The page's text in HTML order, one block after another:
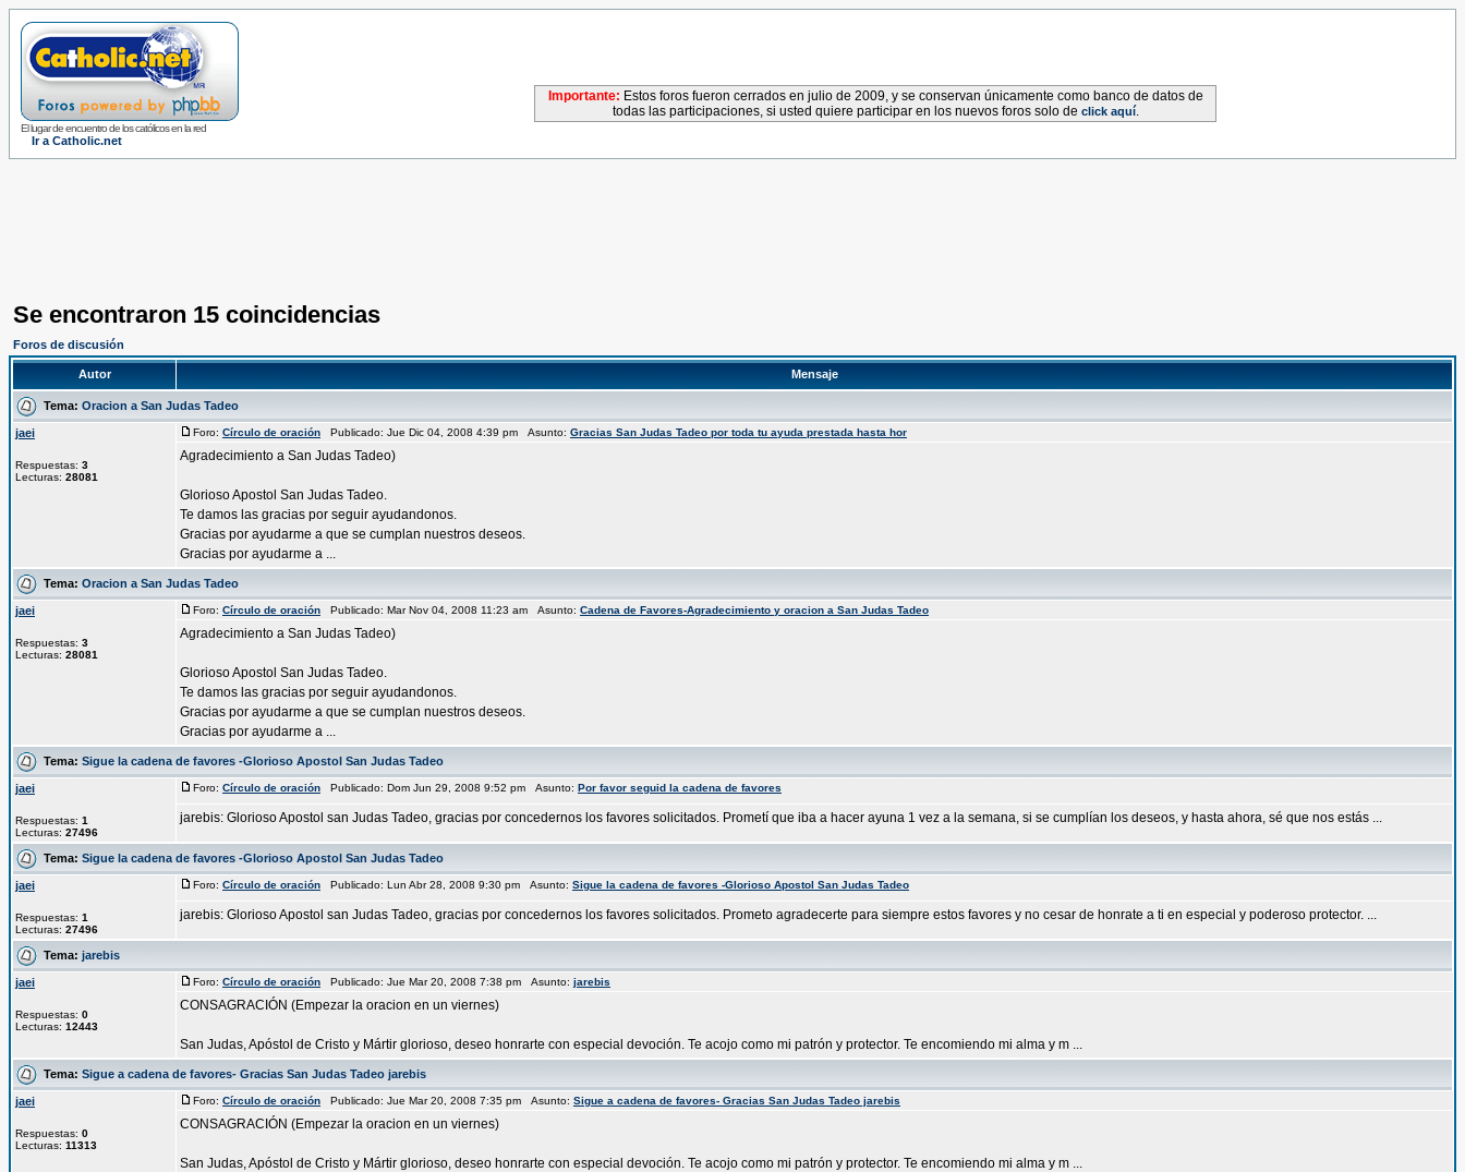
El lugar de encuentro de los católicos en la red
Ir a Catholic.net
Importante: Estos foros fueron cerrados en julio de 2009, y se conservan únicamente como banco de datos de
todas las participaciones, si usted quiere participar en los nuevos foros solo de click aquí.
Se encontraron 15 coincidencias
Foros de discusión
Autor Mensaje
Tema: Oracion a San Judas Tadeo
jaei
Respuestas: 3
Lecturas: 28081
Foro: Círculo de oración Publicado: Jue Dic 04, 2008 4:39 pm Asunto: Gracias San Judas Tadeo por toda tu ayuda prestada hasta hor
Agradecimiento a San Judas Tadeo)
Glorioso Apostol San Judas Tadeo.
Te damos las gracias por seguir ayudandonos.
Gracias por ayudarme a que se cumplan nuestros deseos.
Gracias por ayudarme a ...
Tema: Oracion a San Judas Tadeo
jaei
Respuestas: 3
Lecturas: 28081
Foro: Círculo de oración Publicado: Mar Nov 04, 2008 11:23 am Asunto: Cadena de Favores-Agradecimiento y oracion a San Judas Tadeo
Agradecimiento a San Judas Tadeo)
Glorioso Apostol San Judas Tadeo.
Te damos las gracias por seguir ayudandonos.
Gracias por ayudarme a que se cumplan nuestros deseos.
Gracias por ayudarme a ...
Tema: Sigue la cadena de favores -Glorioso Apostol San Judas Tadeo
jaei
Respuestas: 1
Lecturas: 27496
Foro: Círculo de oración Publicado: Dom Jun 29, 2008 9:52 pm Asunto: Por favor seguid la cadena de favores
jarebis: Glorioso Apostol san Judas Tadeo, gracias por concedernos los favores solicitados. Prometí que iba a hacer ayuna 1 vez a la semana, si se cumplían los deseos, y hasta ahora, sé que nos estás ...
Tema: Sigue la cadena de favores -Glorioso Apostol San Judas Tadeo
jaei
Respuestas: 1
Lecturas: 27496
Foro: Círculo de oración Publicado: Lun Abr 28, 2008 9:30 pm Asunto: Sigue la cadena de favores -Glorioso Apostol San Judas Tadeo
jarebis: Glorioso Apostol san Judas Tadeo, gracias por concedernos los favores solicitados. Prometo agradecerte para siempre estos favores y no cesar de honrate a ti en especial y poderoso protector. ...
Tema: jarebis
jaei
Respuestas: 0
Lecturas: 12443
Foro: Círculo de oración Publicado: Jue Mar 20, 2008 7:38 pm Asunto: jarebis
CONSAGRACIÓN (Empezar la oracion en un viernes)
San Judas, Apóstol de Cristo y Mártir glorioso, deseo honrarte con especial devoción. Te acojo como mi patrón y protector. Te encomiendo mi alma y m ...
Tema: Sigue a cadena de favores- Gracias San Judas Tadeo jarebis
jaei
Respuestas: 0
Lecturas: 11313
Foro: Círculo de oración Publicado: Jue Mar 20, 2008 7:35 pm Asunto: Sigue a cadena de favores- Gracias San Judas Tadeo jarebis
CONSAGRACIÓN (Empezar la oracion en un viernes)
San Judas, Apóstol de Cristo y Mártir glorioso, deseo honrarte con especial devoción. Te acojo como mi patrón y protector. Te encomiendo mi alma y m ...